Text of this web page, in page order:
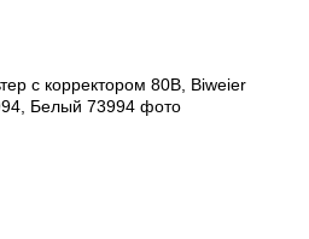
нужды, не переплачивая
могла найти идеально